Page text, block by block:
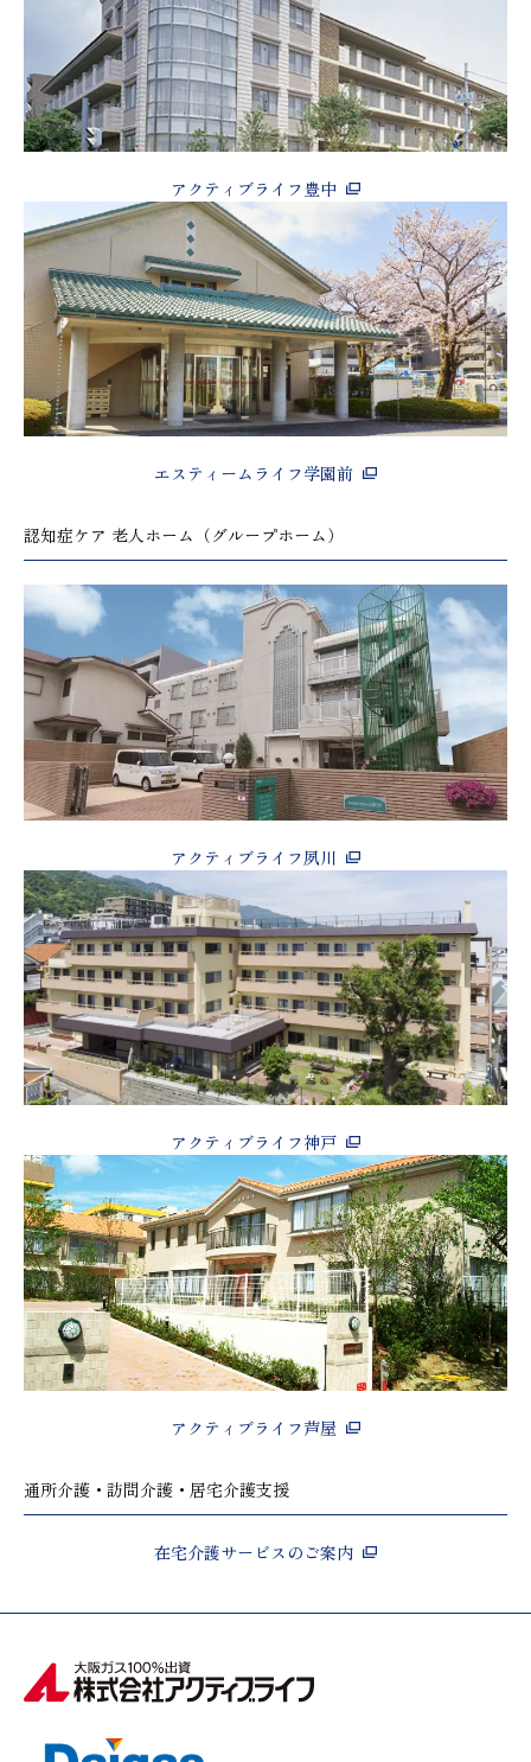
アクティブライフ豊中
エスティームライフ学園前
認知症ケア 老人ホーム（グループホーム）
アクティブライフ夙川
アクティブライフ神戸
アクティブライフ芦屋
通所介護・訪問介護・居宅介護支援
在宅介護サービスのご案内